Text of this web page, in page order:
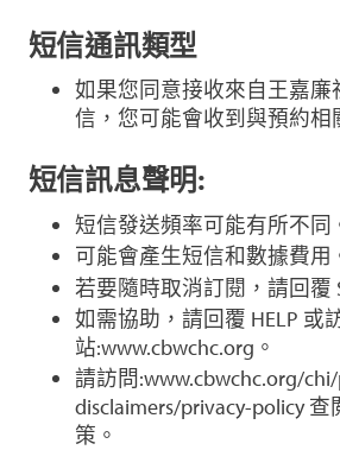
短信通訊類型
如果您同意接收來自王嘉廉
信，您可能會收到與預約相
短信訊息聲明:
短信發送頻率可能有所不同
可能會產生短信和數據費用
若要隨時取消訂閱，請回覆
如需協助，請回覆 HELP 或
站:www.cbwchc.org。
請訪問:www.cbwchc.org/
disclaimers/privacy-policy
策。